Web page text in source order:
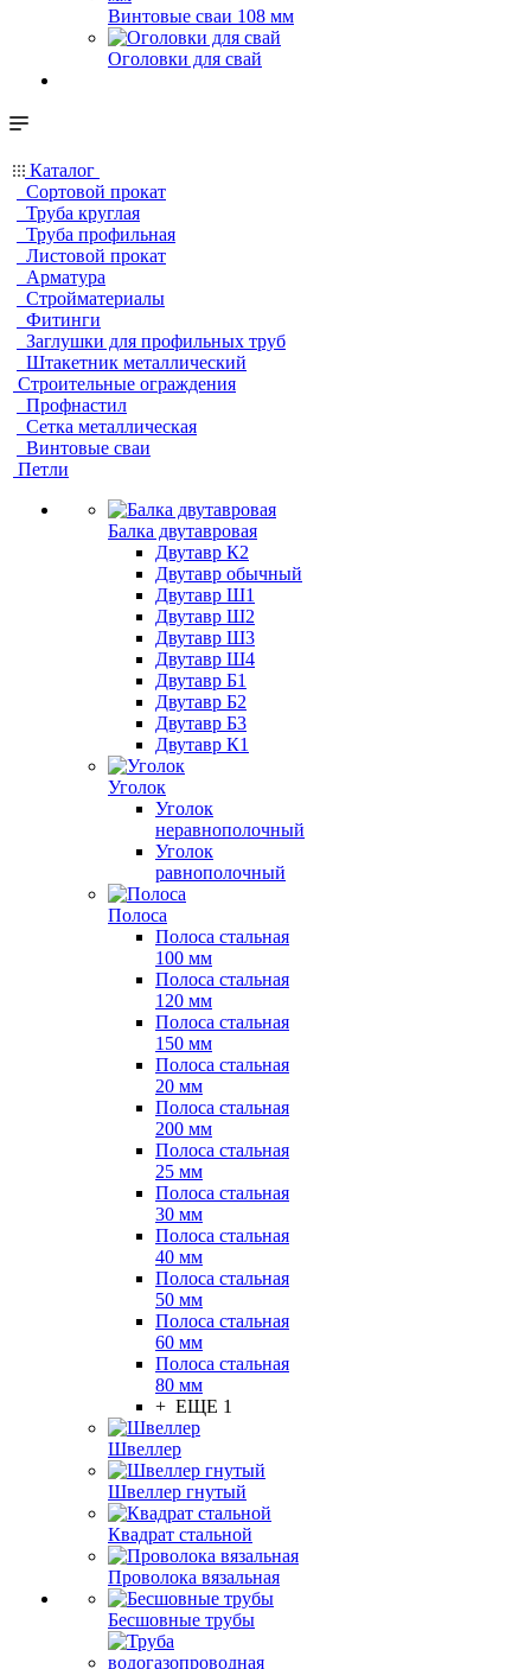
Винтовые сваи 108 мм
Оголовки для свай
Каталог
Сортовой прокат
Труба круглая
Труба профильная
Листовой прокат
Арматура
Стройматериалы
Фитинги
Заглушки для профильных труб
Штакетник металлический
Строительные ограждения
Профнастил
Сетка металлическая
Винтовые сваи
Петли
Балка двутавровая
Двутавр К2
Двутавр обычный
Двутавр Ш1
Двутавр Ш2
Двутавр Ш3
Двутавр Ш4
Двутавр Б1
Двутавр Б2
Двутавр Б3
Двутавр К1
Уголок
Уголок
неравнополочный
Уголок
равнополочный
Полоса
Полоса стальная
100 мм
Полоса стальная
120 мм
Полоса стальная
150 мм
Полоса стальная
20 мм
Полоса стальная
200 мм
Полоса стальная
25 мм
Полоса стальная
30 мм
Полоса стальная
40 мм
Полоса стальная
50 мм
Полоса стальная
60 мм
Полоса стальная
80 мм
+ ЕЩЕ 1
Швеллер
Швеллер гнутый
Квадрат стальной
Проволока вязальная
Бесшовные трубы